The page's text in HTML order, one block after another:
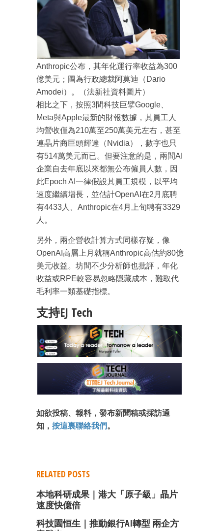
Anthropic公布，其年化運行率收益為300
億美元；圖為行政總裁阿莫迪（Dario
Amodei）。（法新社資料圖片）
相比之下，按照3間科技巨擘Google、
Meta與Apple最新的財報數據，其員工人
均營收僅為210萬至250萬美元左右，甚至
連晶片商巨頭輝達（Nvidia），數字也只
有514萬美元而已。但要注意的是，兩間AI
企業自去年底以來都無公布僱員人數，因
此Epoch AI一律假設其員工規模，以平均
速度繼續增長，並估計OpenAI在2月底聘
有4433人、Anthropic在4月上旬聘有3329
人。
另外，兩企營收計算方式同樣存疑，像
OpenAI高層上月就稱Anthropic高估約80億
美元收益。坊間不少分析師也批評，年化
收益或RPE較容易忽略隱藏成本，難取代
毛利率一類基礎指標。
支持EJ Tech
如欲投稿、報料，發布新聞稿或採訪通
知， 按這裏聯絡我們。
RELATED POSTS
本地科研成果｜港大「原子級」晶片
速度快億倍
科技園恒生｜推動銀行AI轉型 兩企方
最新資訊（附創業懶人包）
箱！